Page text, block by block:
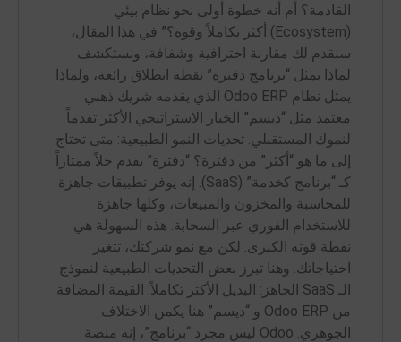
القادمة؟ أم أنه خطوة أولى نحو نظام بيئي
(Ecosystem) أكثر تكاملاً وقوة؟” في هذا المقال،
سنقدم لك مقارنة احترافية وشفافة، ونستكشف
لماذا يمثل “برنامج دفترة” نقطة انطلاق رائعة، ولماذا
يمثل نظام Odoo ERP الذي يقدمه شريك ذهبي
معتمد مثل “ديسم” الخيار الاستراتيجي الأكثر تقدماً
لنموك المستقبلي. تحديات النمو الطبيعية: متى تحتاج
إلى ما هو “أكثر” من دفترة؟ “دفترة” يقدم حلاً ممتازاً
كـ “برنامج كخدمة” (SaaS). إنه يوفر تطبيقات جاهزة
للمحاسبة والمخزون والمبيعات، وكلها جاهزة
للاستخدام الفوري عبر السحابة. هذه السهولة هي
نقطة قوته الكبرى. لكن مع نمو شركتك، تتغير
احتياجاتك. وهنا تبرز بعض التحديات الطبيعية لنموذج
الـ SaaS الجاهز: البديل الأكثر تكاملاً: القيمة المضافة
من Odoo ERP و “ديسم” هنا يكمن الاختلاف
الجوهري. Odoo ليس مجرد “برنامج”، إنه منصة